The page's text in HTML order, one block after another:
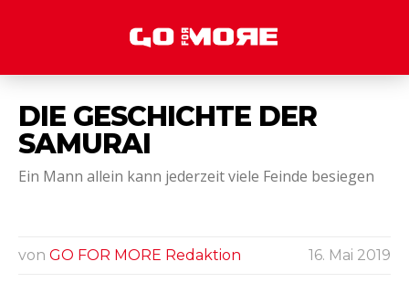
DIE GESCHICHTE DER
SAMURAI
Ein Mann allein kann jederzeit viele Feinde besiegen
von GO FOR MORE Redaktion 16. Mai 2019